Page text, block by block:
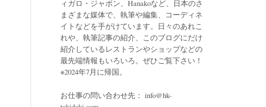
ィガロ・ジャポン、Hanakoなど、日本のさ
まざまな媒体で、執筆や編集、コーディネ
イトなどを手がけています。日々のあれこ
れや、執筆記事の紹介、このブログにだけ
紹介しているレストランやショップなどの
最先端情報もいろいろ。ぜひご覧下さい！
※2024年7月に帰国。
お仕事の問い合わせ先： info@hk-